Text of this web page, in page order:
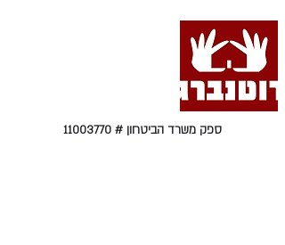
ספק משרד הביטחון # 11003770